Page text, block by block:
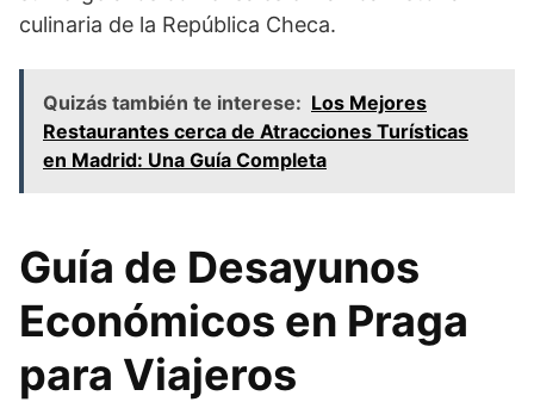
culinaria de la República Checa.
Quizás también te interese: Los Mejores
Restaurantes cerca de Atracciones Turísticas
en Madrid: Una Guía Completa
Guía de Desayunos
Económicos en Praga
para Viajeros